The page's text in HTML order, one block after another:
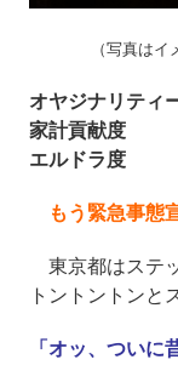
（写真は
オヤジナリティ
家計貢献
エルドラ
もう緊急事態
東京都はステ
トントントンと
「オッ、ついに